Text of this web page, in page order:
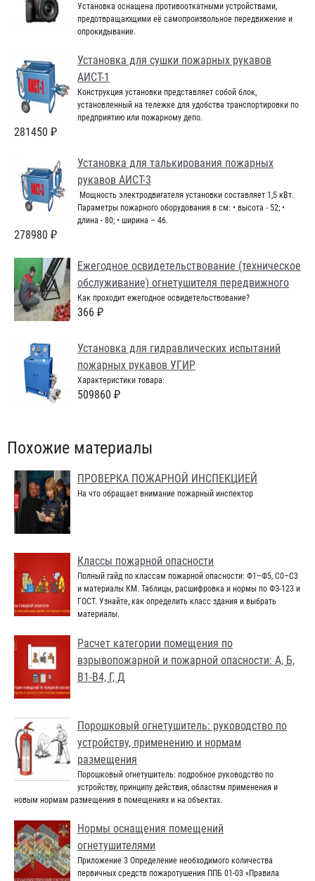
Установка оснащена противооткатными устройствами,
предотвращающими её самопроизвольное передвижение и
опрокидывание.
Установка для сушки пожарных рукавов
АИСТ-1
Конструкция установки представляет собой блок,
установленный на тележке для удобства транспортировки по
предприятию или пожарному депо.
281450 ₽
Установка для талькирования пожарных
рукавов АИСТ-3
Мощность электродвигателя установки составляет 1,5 кВт.
Параметры пожарного оборудования в см: • высота - 52; •
длина - 80; • ширина – 46.
278980 ₽
Ежегодное освидетельствование (техническое
обслуживание) огнетушителя передвижного
Как проходит ежегодное освидетельствование?
366 ₽
Установка для гидравлических испытаний
пожарных рукавов УГИР
Характеристики товара:
509860 ₽
Похожие материалы
ПРОВЕРКА ПОЖАРНОЙ ИНСПЕКЦИЕЙ
На что обращает внимание пожарный инспектор
Классы пожарной опасности
Полный гайд по классам пожарной опасности: Ф1–Ф5, С0–С3
и материалы КМ. Таблицы, расшифровка и нормы по ФЗ-123 и
ГОСТ. Узнайте, как определить класс здания и выбрать
материалы.
Расчет категории помещения по
взрывопожарной и пожарной опасности: А, Б,
В1-В4, Г, Д
Порошковый огнетушитель: руководство по
устройству, применению и нормам
размещения
Порошковый огнетушитель: подробное руководство по
устройству, принципу действия, областям применения и
новым нормам размещения в помещениях и на объектах.
Нормы оснащения помещений
огнетушителями
Приложение 3 Определение необходимого количества
первичных средств пожаротушения ППБ 01-03 «Правила